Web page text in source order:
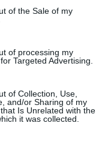
of the Sale of my
of processing my
Targeted Advertising.
of Collection, Use,
and/or Sharing of my
Is Unrelated with the
it was collected.